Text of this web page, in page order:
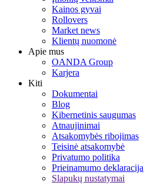
Kainos gyvai
Rollovers
Market news
Klientų nuomonė
Apie mus
OANDA Group
Karjera
Kiti
Dokumentai
Blog
Kibernetinis saugumas
Atnaujinimai
Atsakomybės ribojimas
Teisinė atsakomybė
Privatumo politika
Prieinamumo deklaracija
Slapukų nustatymai